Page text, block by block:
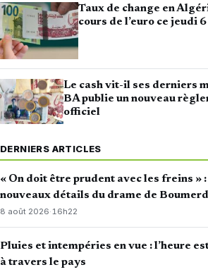
Taux de change en
cours de l’euro ce jeudi
Le cash vit-il ses derniers
BA publie un nouveau
officiel
DERNIERS ARTICLES
« On doit être prudent avec les freins »
nouveaux détails du drame de
8 août 2026·16h22
Pluies et intempéries en vue : l’heure
à travers le pays